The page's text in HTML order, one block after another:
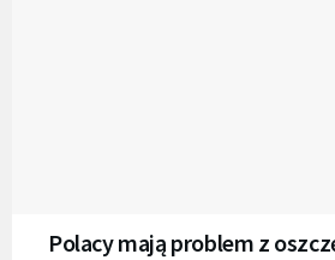
Polacy mają problem z